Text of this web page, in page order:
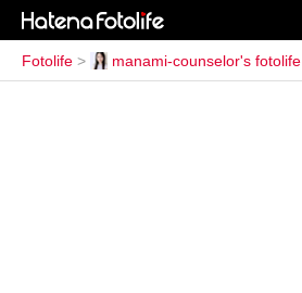
Fotolife > manami-counselor's fotolife